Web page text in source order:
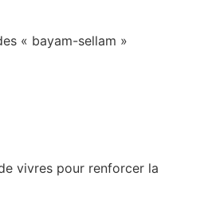
« bayam-sellam »
vivres pour renforcer la